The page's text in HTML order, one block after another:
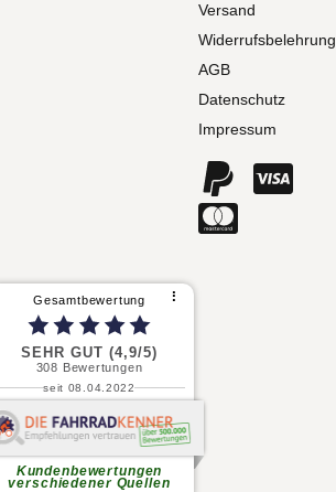
Versand
Widerrufsbelehrung
AGB
Datenschutz
Impressum
Gesamtbewertung ⠇
SEHR GUT (4,9/5)
308 Bewertungen
seit 08.04.2022
Kundenbewertungen
verschiedener Quellen
P. S.
Meine Frau und ich haben jeweils